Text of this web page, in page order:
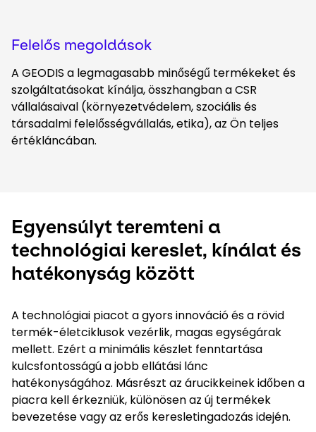
Felelős megoldások
A GEODIS a legmagasabb minőségű termékeket és
szolgáltatásokat kínálja, összhangban a CSR
vállalásaival (környezetvédelem, szociális és
társadalmi felelősségvállalás, etika), az Ön teljes
értékláncában.
Egyensúlyt teremteni a
technológiai kereslet, kínálat és
hatékonyság között
A technológiai piacot a gyors innováció és a rövid
termék-életciklusok vezérlik, magas egységárak
mellett. Ezért a minimális készlet fenntartása
kulcsfontosságú a jobb ellátási lánc
hatékonyságához. Másrészt az árucikkeinek időben a
piacra kell érkezniük, különösen az új termékek
bevezetése vagy az erős keresletingadozás idején.